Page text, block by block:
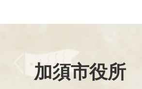
加須市役所